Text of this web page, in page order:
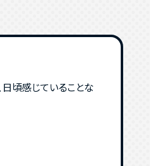
日頃感じていることな